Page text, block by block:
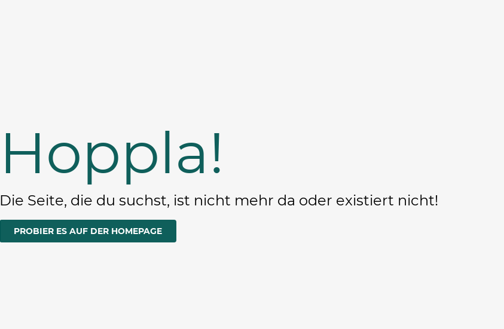
Hoppla!
Die Seite, die du suchst, ist nicht mehr da oder existiert nicht!
PROBIER ES AUF DER HOMEPAGE